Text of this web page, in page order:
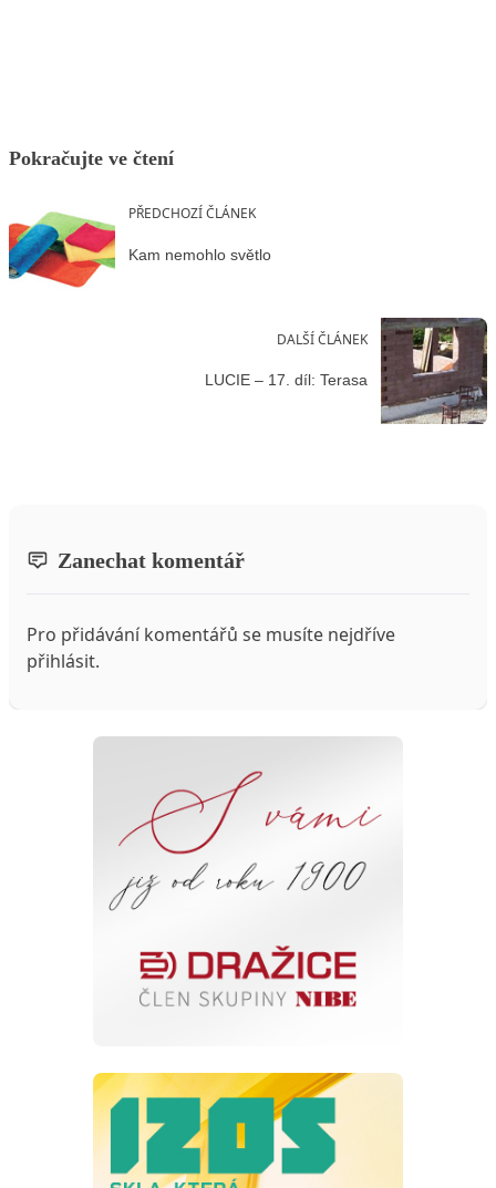
Pokračujte ve čtení
PŘEDCHOZÍ ČLÁNEK
Kam nemohlo světlo
DALŠÍ ČLÁNEK
LUCIE – 17. díl: Terasa
Zanechat komentář
Pro přidávání komentářů se musíte nejdříve
přihlásit.